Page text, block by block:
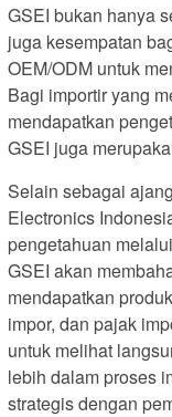
GSEI bukan hanya
juga kesempatan
OEM/ODM untuk
Bagi importir yang
mendapatkan
GSEI juga
Selain sebagai
Electronics
pengetahuan
GSEI akan
mendapatkan
impor, dan pajak
untuk melihat
lebih dalam proses
strategis dengan